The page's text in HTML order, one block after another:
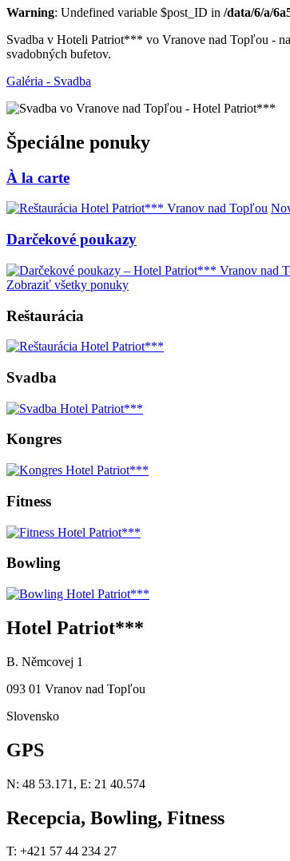
Warning: Undefined variable $post_ID in /data/6/a/
Svadba v Hoteli Patriot*** vo Vranove nad Topľou -
svadobných bufetov.
Galéria - Svadba
Špeciálne ponuky
À la carte
Darčekové poukazy
Zobraziť všetky ponuky
Reštaurácia
Svadba
Kongres
Fitness
Bowling
Hotel Patriot***
B. Němcovej 1
093 01 Vranov nad Topľou
Slovensko
GPS
N: 48 53.171, E: 21 40.574
Recepcia, Bowling, Fitness
T: +421 57 44 234 27